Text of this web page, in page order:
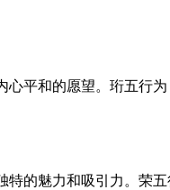
平和的愿望。珩五行
的魅力和吸引力。荣五